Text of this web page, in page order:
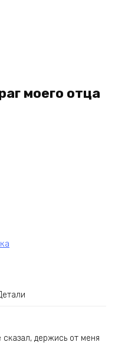
моего отца
держись от меня